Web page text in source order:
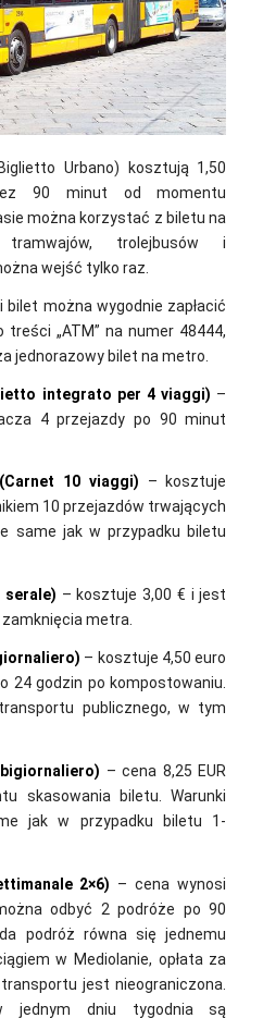
Urbano) kosztują 1,50
90 minut od momentu
można korzystać z biletu na
tramwajów, trolejbusów i
wejść tylko raz.
można wygodnie zapłacić
treści „ATM” na numer 48444,
jednorazowy bilet na metro.
integrato per 4 viaggi) –
4 przejazdy po 90 minut
10 viaggi) – kosztuje
10 przejazdów trwających
same jak w przypadku biletu
serale) – kosztuje 3,00 € i jest
metra.
– kosztuje 4,50 euro
24 godzin po kompostowaniu.
publicznego, w tym
– cena 8,25 EUR
skasowania biletu. Warunki
jak w przypadku biletu 1-
2×6) – cena wynosi
odbyć 2 podróże po 90
podróż równa się jednemu
w Mediolanie, opłata za
jest nieograniczona.
jednym dniu tygodnia są